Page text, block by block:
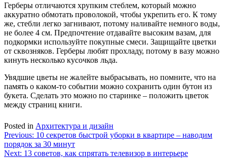
Герберы отличаются хрупким стеблем, который можно
аккуратно обмотать проволокой, чтобы укрепить его. К тому
же, стебли легко загнивают, потому наливайте немного воды,
не более 4 см. Предпочтение отдавайте высоким вазам, для
подкормки используйте покупные смеси. Защищайте цветки
от сквозняков. Герберы любят прохладу, потому в вазу можно
кинуть несколько кусочков льда.
Увядшие цветы не жалейте выбрасывать, но помните, что на
память о каком-то событии можно сохранить один бутон из
букета. Сделать это можно по старинке – положить цветок
между страниц книги.
Posted in Архитектура и дизайн
Навигация
по
Previous: 10 секретов быстрой уборки в квартире – наводим
порядок за 30 минут
Next: 13 советов, как спрятать телевизор в интерьере